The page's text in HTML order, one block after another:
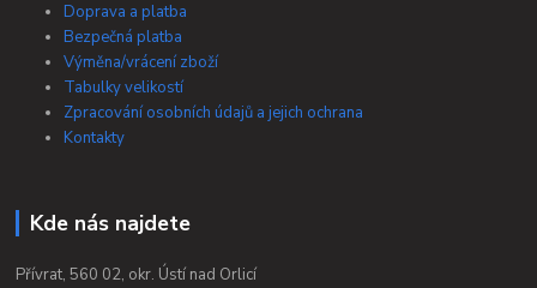
Doprava a platba
Bezpečná platba
Výměna/vrácení zboží
Tabulky velikostí
Zpracování osobních údajů a jejich ochrana
Kontakty
Kde nás najdete
Přívrat, 560 02, okr. Ústí nad Orlicí